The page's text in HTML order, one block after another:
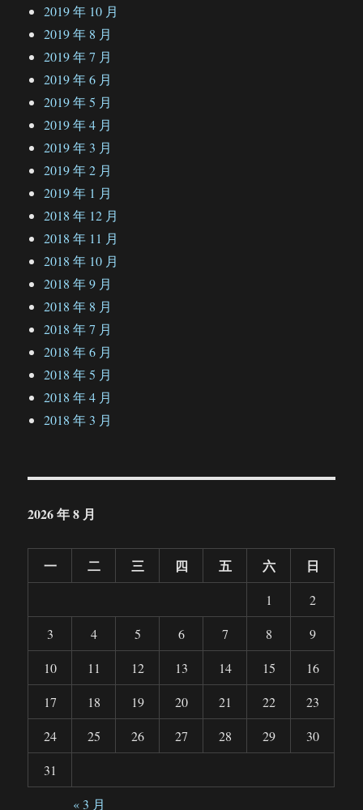
2019 年 10 月
2019 年 8 月
2019 年 7 月
2019 年 6 月
2019 年 5 月
2019 年 4 月
2019 年 3 月
2019 年 2 月
2019 年 1 月
2018 年 12 月
2018 年 11 月
2018 年 10 月
2018 年 9 月
2018 年 8 月
2018 年 7 月
2018 年 6 月
2018 年 5 月
2018 年 4 月
2018 年 3 月
2026 年 8 月
一 二 三 四 五 六 日
1
2
3
4 5 6 7 8
9
10
11 12 13 14 15
16
17
18 19 20 21 22
23
24
25 26 27 28 29
30
31
« 3 月